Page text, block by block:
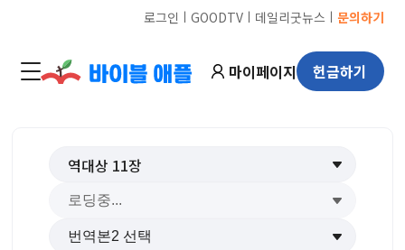
로그인 ㅣ GOODTVㅣ 데일리굿뉴스 ㅣ 문의하기
마이페이지 헌금하기
역대상 11장